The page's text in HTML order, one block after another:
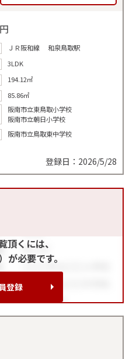
ＪＲ阪和線 和泉鳥取駅
3LDK
194.12㎡
85.86㎡
阪南市立東鳥取小学校
阪南市立朝日小学校
阪南市立鳥取東中学校
登録日：2026/5/28
頂くには、
が必要です。
登録